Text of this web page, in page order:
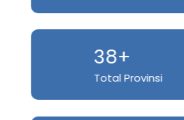
38+
Total Provinsi